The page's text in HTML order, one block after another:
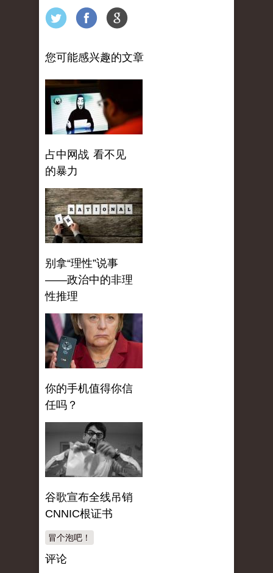
您可能感兴趣的文章
占中网战 看不见
的暴力
别拿“理性”说事
——政治中的非理
性推理
你的手机值得你信
任吗？
谷歌宣布全线吊销
CNNIC根证书
冒个泡吧！
评论